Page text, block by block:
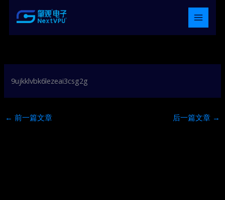
9ujkklvbk6lezeai3csg2g
← 前一篇文章 后一篇文章 →